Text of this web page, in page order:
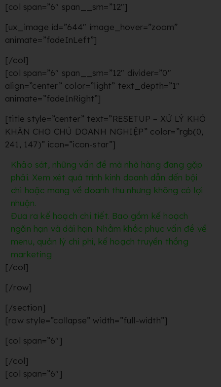
[col span=”6″ span__sm=”12″]
[ux_image id=”644″ image_hover=”zoom”
animate=”fadeInLeft”]
[/col]
[col span=”6″ span__sm=”12″ divider=”0″
align=”center” color=”light” text_depth=”1″
animate=”fadeInRight”]
[title style=”center” text=”RESETUP – XỬ LÝ KHÓ
KHĂN CHO CHỦ DOANH NGHIỆP” color=”rgb(0,
241, 147)” icon=”icon-star”]
Khảo sát, những vấn đề mà nhà hàng đang gặp
phải. Xem xét quá trình kinh doanh dẫn dến bội
chi hoặc mang về doanh thu nhưng không có lợi
nhuận.
Đưa ra kế hoạch chi tiết. Bao gồm kế hoạch
ngăn hạn và dài hạn. Nhằm khắc phục vấn đề về
menu, quản lý chi phí, kế hoạch truyền thồng
marketing
[/col]
[/row]
[/section]
[row style=”collapse” width=”full-width”]
[col span=”6″]
[/col]
[col span=”6″]